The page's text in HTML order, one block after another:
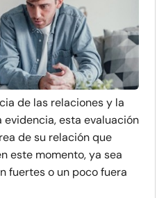
de las relaciones y la
esta evaluación
de su relación que
este momento, ya sea
fuertes o un poco fuera